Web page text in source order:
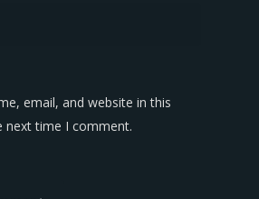
email, and website in this
next time I comment.